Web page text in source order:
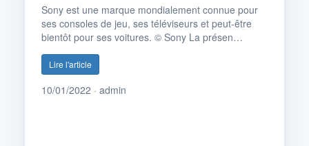
Sony est une marque mondialement connue pour
ses consoles de jeu, ses téléviseurs et peut-être
bientôt pour ses voitures. © Sony La présen…
Lire l'article
10/01/2022 · admin